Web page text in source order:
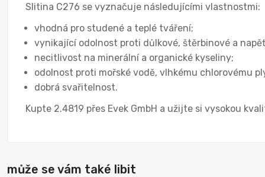
Slitina C276 se vyznačuje následujícími vlastnostmi:
vhodná pro studené a teplé tváření;
vynikající odolnost proti důlkové, štěrbinové a
necitlivost na minerální a organické kyseliny;
odolnost proti mořské vodě, vlhkému chlorovému
dobrá svařitelnost.
Kupte 2.4819 přes Evek GmbH a užijte si vysokou
může se vám také libit